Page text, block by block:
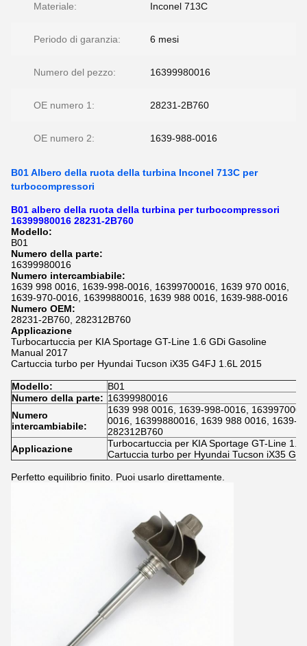
Materiale: Inconel 713C
Periodo di garanzia: 6 mesi
Numero del pezzo: 16399980016
OE numero 1: 28231-2B760
OE numero 2: 1639-988-0016
B01 Albero della ruota della turbina Inconel 713C per
turbocompressori
B01 albero della ruota della turbina per turbocompressori
16399980016 28231-2B760
Modello:
B01
Numero della parte:
16399980016
Numero intercambiabile:
1639 998 0016, 1639-998-0016, 16399700016, 1639 970 0016,
1639-970-0016, 16399880016, 1639 988 0016, 1639-988-0016
Numero OEM:
28231-2B760, 282312B760
Applicazione
Turbocartuccia per KIA Sportage GT-Line 1.6 GDi Gasoline
Manual 2017
Cartuccia turbo per Hyundai Tucson iX35 G4FJ 1.6L 2015
Modello:
B01
Numero della parte: 16399980016
Numero
intercambiabile:
1639 998 0016, 1639-998-0016,
0016, 16399880016, 1639 988 0016, 1639-
282312B760
Applicazione
Turbocartuccia per KIA Sportage GT-Line
Cartuccia turbo per Hyundai Tucson iX35
Perfetto equilibrio finito. Puoi usarlo direttamente.